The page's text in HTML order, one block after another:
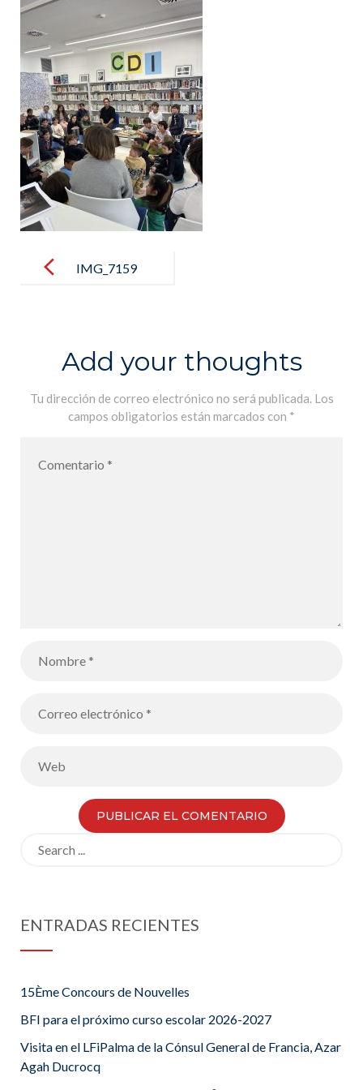
navigationIMG_7159
Add your thoughts
Tu dirección de correo electrónico no será publicada. Los
campos obligatorios están marcados con *
ENTRADAS RECIENTES
15Ème Concours de Nouvelles
BFI para el próximo curso escolar 2026-2027
Visita en el LFiPalma de la Cónsul General de Francia, Azar
Agah Ducrocq